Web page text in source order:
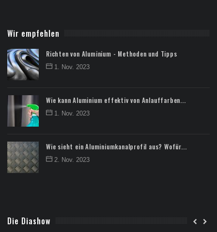
Wir empfehlen
Richten von Aluminium - Methoden und Tipps
1. Nov. 2023
Wie kann Aluminium effektiv von Anlauffarben...
1. Nov. 2023
Wie sieht ein Aluminiumkanalprofil aus? Wofür...
2. Nov. 2023
Die Diashow